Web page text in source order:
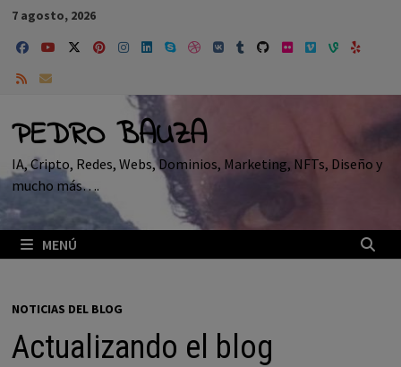
Saltar
contenido
7 agosto, 2026
PEDRO BAUZA
IA, Cripto, Redes, Webs, Dominios, Marketing, NFTs, Diseño y
mucho más….
MENÚ
NOTICIAS DEL BLOG
Actualizando el blog